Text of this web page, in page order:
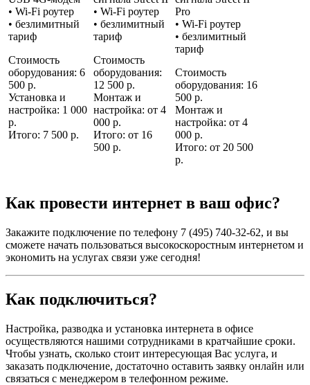
• Wi-Fi роутер
• безлимитный
тариф
Стоимость
оборудования: 6
500 р.
Установка и
настройка: 1 000
р.
Итого: 7 500 р.
• Wi-Fi роутер
• безлимитный
тариф
Стоимость
оборудования:
12 500 р.
Монтаж и
настройка: от 4
000 р.
Итого: от 16
500 р.
Pro
• Wi-Fi роутер
• безлимитный
тариф
Стоимость
оборудования: 16
500 р.
Монтаж и
настройка: от 4
000 р.
Итого: от 20 500
р.
Как провести интернет в ваш офис?
Закажите подключение по телефону 7 (495) 740-32-62, и вы
сможете начать пользоваться высокоскоростным интернетом и
экономить на услугах связи уже сегодня!
Как подключиться?
Настройка, разводка и установка интернета в офисе
осуществляются нашими сотрудниками в кратчайшие сроки.
Чтобы узнать, сколько стоит интересующая Вас услуга, и
заказать подключение, достаточно оставить заявку онлайн или
связаться с менеджером в телефонном режиме.